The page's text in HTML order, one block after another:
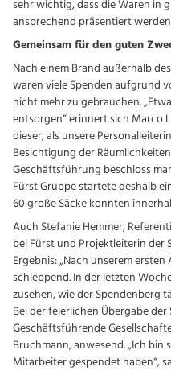
sehr wichtig, dass die Waren in
ansprechend präsentiert
Gemeinsam für den guten
Nach einem Brand außerhalb
waren viele Spenden aufgrund
nicht mehr zu gebrauchen.
entsorgen“ erinnert sich Marco
dieser, als unsere
Besichtigung der
Geschäftsführung beschloss
Fürst Gruppe startete deshalb
60 große Säcke konnten
Auch Stefanie Hemmer,
bei Fürst und Projektleiterin der
Ergebnis: „Nach unserem
schleppend. In der letzten
zusehen, wie der Spendenberg
Bei der feierlichen Übergabe
Geschäftsführende
Bruchmann, anwesend. „Ich
Mitarbeiter gespendet haben“,